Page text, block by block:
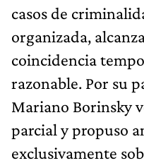
casos de
organizada,
coincidencia
razonable. Por su
Mariano Borinsky
parcial y propuso
exclusivamente